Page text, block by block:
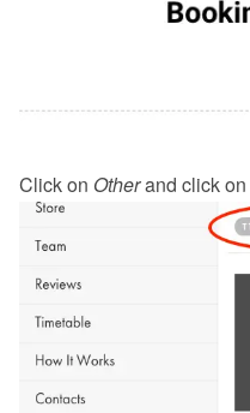
Click on Other and click on